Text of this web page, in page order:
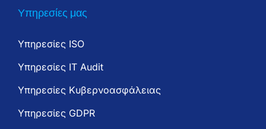
Υπηρεσίες μας
Υπηρεσίες ISO
Υπηρεσίες IT Audit
Υπηρεσίες Κυβερνοασφάλειας
Υπηρεσίες GDPR